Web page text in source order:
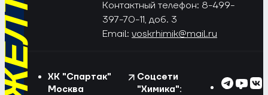
Контактный телефон: 8-499-
397-70-11, доб. 3
Email: voskrhimik@mail.ru
ХК "Спартак"
Москва
Соцсети
"Химика":